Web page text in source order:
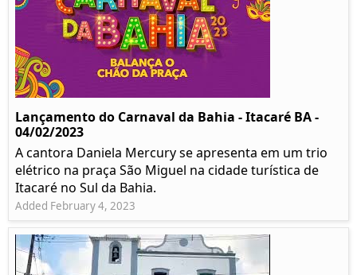
Lançamento do Carnaval da Bahia - Itacaré BA -
04/02/2023
A cantora Daniela Mercury se apresenta em um trio
elétrico na praça São Miguel na cidade turística de
Itacaré no Sul da Bahia.
Added February 4, 2023